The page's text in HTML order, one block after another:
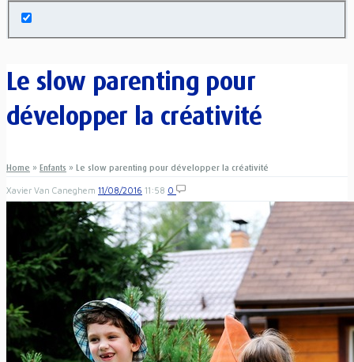
Le slow parenting pour
développer la créativité
Home » Enfants » Le slow parenting pour développer la créativité
Xavier Van Caneghem 11/08/2016 11:58 0